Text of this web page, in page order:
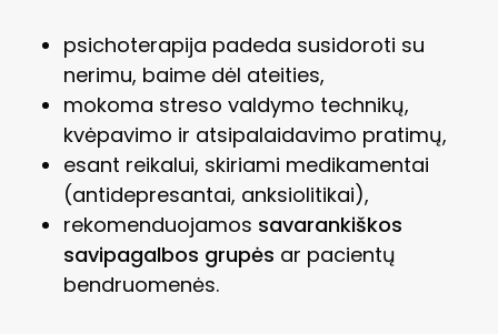
psichoterapija padeda susidoroti su
nerimu, baime dėl ateities,
mokoma streso valdymo technikų,
kvėpavimo ir atsipalaidavimo pratimų,
esant reikalui, skiriami medikamentai
(antidepresantai, anksiolitikai),
rekomenduojamos savarankiškos
savipagalbos grupės ar pacientų
bendruomenės.